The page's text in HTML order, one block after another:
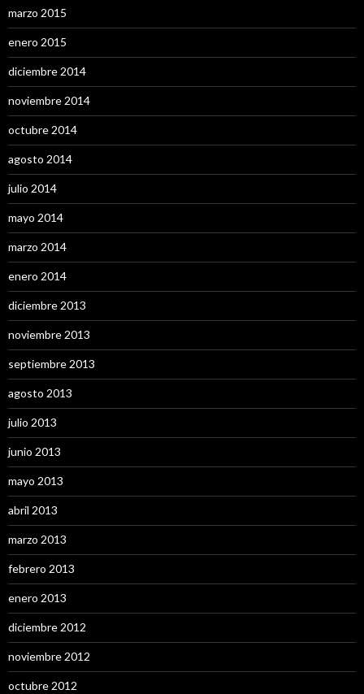
marzo 2015
enero 2015
diciembre 2014
noviembre 2014
octubre 2014
agosto 2014
julio 2014
mayo 2014
marzo 2014
enero 2014
diciembre 2013
noviembre 2013
septiembre 2013
agosto 2013
julio 2013
junio 2013
mayo 2013
abril 2013
marzo 2013
febrero 2013
enero 2013
diciembre 2012
noviembre 2012
octubre 2012